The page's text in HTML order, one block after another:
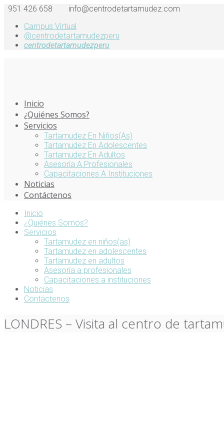
951 426 658
info@centrodetartamudez.com
Campus Virtual
@centrodetartamudezperu
centrodetartamudezperu
Inicio
¿Quiénes Somos?
Servicios
Tartamudez En Niños(as)
Tartamudez En Adolescentes
Tartamudez En Adultos
Asesoría A Profesionales
Capacitaciones A Instituciones
Noticias
Contáctenos
Inicio
¿Quiénes Somos?
Servicios
Tartamudez en niños(as)
Tartamudez en adolescentes
Tartamudez en adultos
Asesoría a profesionales
Capacitaciones a instituciones
Noticias
Contáctenos
LONDRES – Visita al centro de